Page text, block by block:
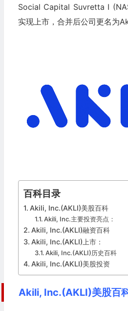
Social Capital Suvretta I
实现上市，合并后公司更名为
百科目录
Akili, Inc.(AKLI)美股百科
Akili, Inc.主要投资亮点：
Akili, Inc.(AKLI)融资百科
Akili, Inc.(AKLI)上市：
Akili, Inc.(AKLI)历史百科
Akili, Inc.(AKLI)美股投资
Akili, Inc.(AKLI)美股百